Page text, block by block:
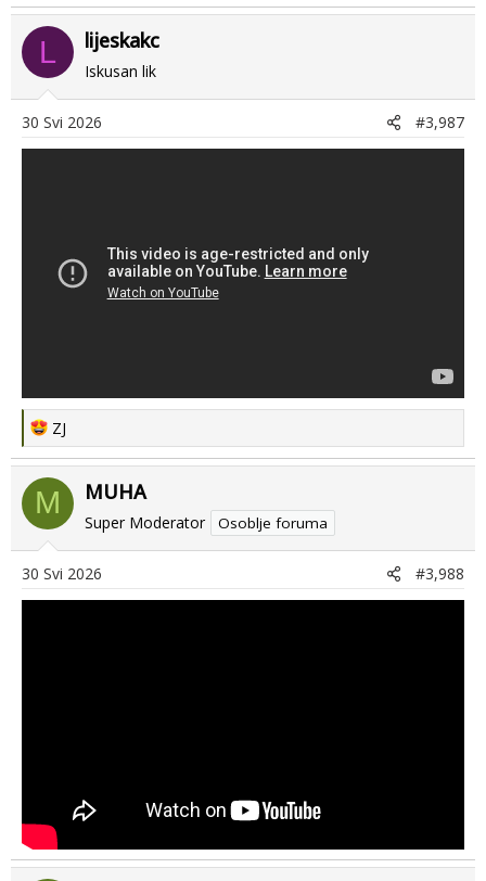
a
c
t
o
n
L lijeskakc
Iskusan lik
30 Svi 2026 #3,987
R
e
a
c
t
n
ZJ
M MUHA
Super Moderator Osoblje foruma
30 Svi 2026 #3,988